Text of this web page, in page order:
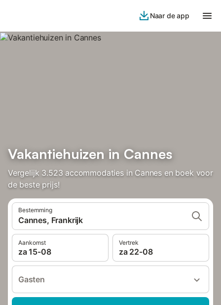
Naar de app
Vakantiehuizen in Cannes
Vergelijk 3.523 accommodaties in Cannes en boek voor
de beste prijs!
Bestemming
Cannes, Frankrijk
Aankomst
za 15-08
Vertrek
za 22-08
Gasten